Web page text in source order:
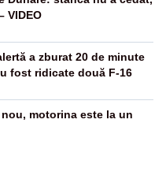
VIDEO
a zburat 20 de minute
fost ridicate două F-16
motorina este la un